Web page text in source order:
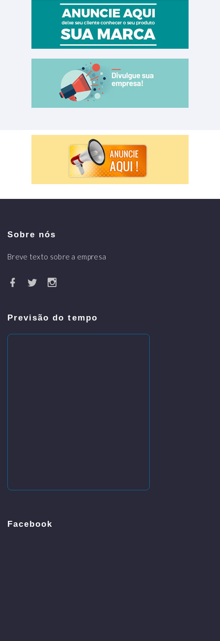
Sobre nós
Breve texto sobre a empresa
Previsão do tempo
Facebook